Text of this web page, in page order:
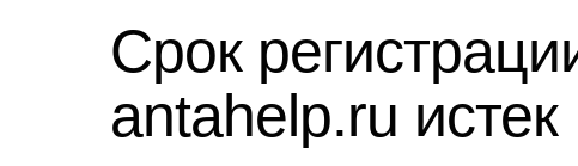
Срок
antahelp.ru истек